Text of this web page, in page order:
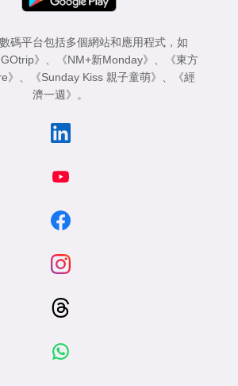
碼平台包括多個網站和應用程式，如
GOtrip》 《NM+新Monday》
《東方
》 《Sunday Kiss 親子童萌》
《經
濟一週》
。